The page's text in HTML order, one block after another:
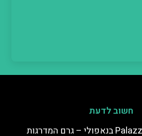
חשוב לדעת
Palazzo dello Spagnolo בנאפולי – גרם המדרגות